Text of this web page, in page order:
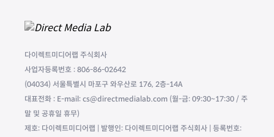
다이렉트미디어랩 주식회사
사업자등록번호 : 806-86-02642
(04034) 서울특별시 마포구 와우산로 176, 2층-14A
대표전화 : E-mail: cs@directmedialab.com (월-금: 09:30~17:30 / 주
말 및 공휴일 휴무)
제호: 다이렉트미디어랩 | 발행인: 다이렉트미디어랩 주식회사 | 등록번호: